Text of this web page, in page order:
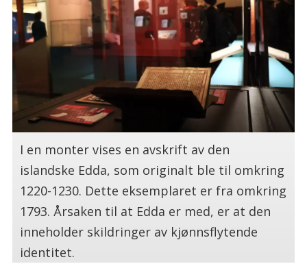
I en monter vises en avskrift av den
islandske Edda, som originalt ble til omkring
1220-1230. Dette eksemplaret er fra omkring
1793. Årsaken til at Edda er med, er at den
inneholder skildringer av kjønnsflytende
identitet.